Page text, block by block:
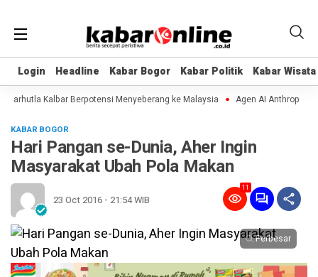
Login Headline Kabar Bogor Kabar Politik Kabar Wisata
Login Headline Kabar Bogor Kabar Politik Kabar Wisata
Kalbar Berpotensi Menyeberang ke Malaysia Agen AI Anthropic dan
KABAR BOGOR
Hari Pangan se-Dunia, Aher Ingin
Masyarakat Ubah Pola Makan
23 Oct 2016 - 21:54 WIB
11
Perbesar